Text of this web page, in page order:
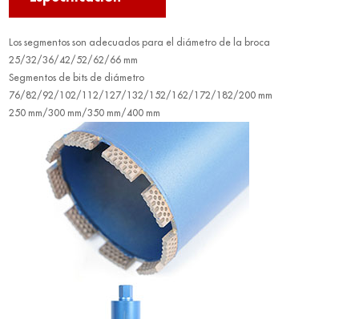
Los segmentos son adecuados para el diámetro de la broca
25/32/36/42/52/62/66 mm
Segmentos de bits de diámetro
76/82/92/102/112/127/132/152/162/172/182/200 mm
250 mm/300 mm/350 mm/400 mm